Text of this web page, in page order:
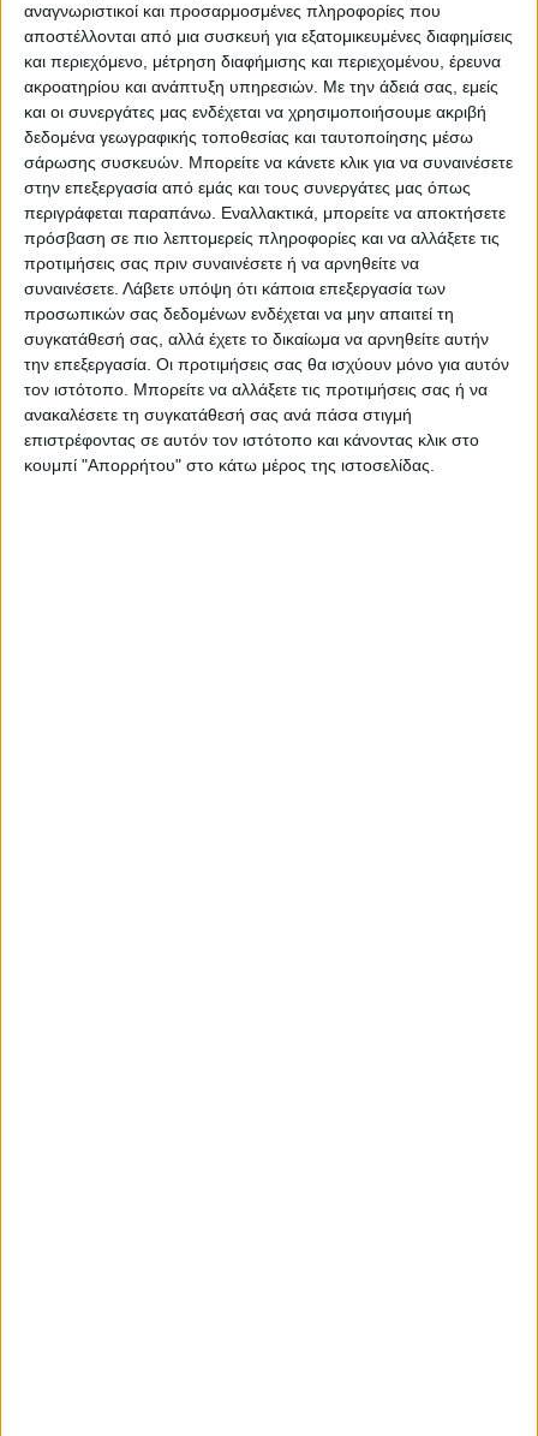
αναγνωριστικοί και προσαρμοσμένες πληροφορίες που
αποστέλλονται από μια συσκευή για εξατομικευμένες διαφημίσεις
και περιεχόμενο, μέτρηση διαφήμισης και περιεχομένου, έρευνα
ακροατηρίου και ανάπτυξη υπηρεσιών. Με την άδειά σας, εμείς
και οι συνεργάτες μας ενδέχεται να χρησιμοποιήσουμε ακριβή
δεδομένα γεωγραφικής τοποθεσίας και ταυτοποίησης μέσω
σάρωσης συσκευών. Μπορείτε να κάνετε κλικ για να συναινέσετε
στην επεξεργασία από εμάς και τους συνεργάτες μας όπως
περιγράφεται παραπάνω. Εναλλακτικά, μπορείτε να αποκτήσετε
πρόσβαση σε πιο λεπτομερείς πληροφορίες και να αλλάξετε τις
προτιμήσεις σας πριν συναινέσετε ή να αρνηθείτε να
συναινέσετε. Λάβετε υπόψη ότι κάποια επεξεργασία των
προσωπικών σας δεδομένων ενδέχεται να μην απαιτεί τη
συγκατάθεσή σας, αλλά έχετε το δικαίωμα να αρνηθείτε αυτήν
την επεξεργασία. Οι προτιμήσεις σας θα ισχύουν μόνο για αυτόν
τον ιστότοπο. Μπορείτε να αλλάξετε τις προτιμήσεις σας ή να
ανακαλέσετε τη συγκατάθεσή σας ανά πάσα στιγμή
επιστρέφοντας σε αυτόν τον ιστότοπο και κάνοντας κλικ στο
κουμπί "Απορρήτου" στο κάτω μέρος της ιστοσελίδας.
Δημοσιογραφική Ομάδα ΝΕΟΣ ΑΓΩΝ
https://neosagon.gr
Η Αρχαιότερη Καθημερινή Πρωινή Εφημερίδα της Καρδίτσας
ΠΑΡΟΜΟΙΑ ΑΡΘΡΑ